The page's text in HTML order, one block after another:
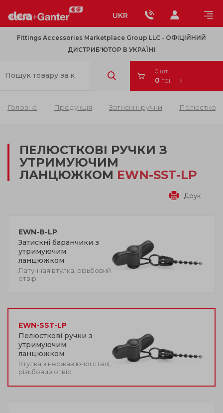
UKR
Fittings Accessories Marketplace Group LLC - OФІЦІЙНИЙ
ДИСТРИБ'ЮТОР В УКРАЇНІ
0 шт.
0 грн
Головна Продукція Затискні ручки
ПЕЛЮСТКОВІ РУЧКИ З
УТРИМУЮЧИМ
ЛАНЦЮЖКОМ EWN-SST-LP
Друк
EWN-B-LP
Затискні баранчики з
утримуючим
ланцюжком
Латунная втулка, різьбовий
отвір
EWN-SST-LP
Пелюсткові ручки з
утримуючим
ланцюжком
Втулка з нержавіючої сталі,
різьбовий отвір